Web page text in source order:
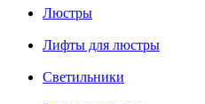
Люстры
Лифты для люстры
Светильники